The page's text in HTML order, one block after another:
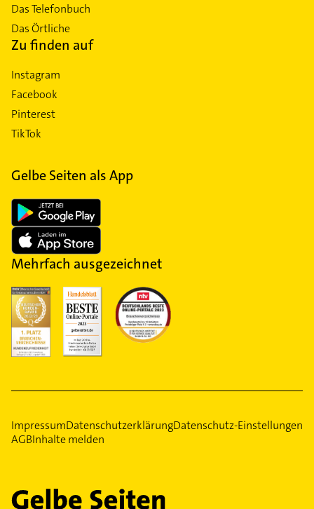
Das Telefonbuch
Das Örtliche
Zu finden auf
Instagram
Facebook
Pinterest
TikTok
Gelbe Seiten als App
Mehrfach ausgezeichnet
ImpressumDatenschutzerklärungDatenschutz-Einstellungen
AGBInhalte melden